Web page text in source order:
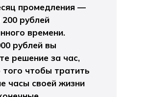
промедления —
рублей
времени.
рублей вы
решение за час,
того чтобы тратить
часы своей жизни